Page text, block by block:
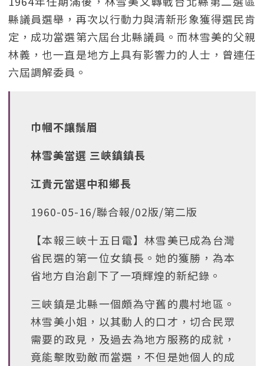
縣議員選舉，再次以行動力與清新形象獲得選民肯
定，成功當選第六屆台北縣議員。而林雪美的父親
林義，也一直是地方上具有影響力的人士，曾連任
六屆調解委員。
巾幗不讓鬚眉
林雪美當選 三峽鎮鎮長
江貴元當選中和鄉長
1960-05-16/聯合報/02版/第二版
【本報三峽十五日電】林雪美已成為台灣
省民選的第一位女鎮長。她的獲勝，為本
省地方自治創下了一項輝煌的新紀錄。
三峽鎮是北縣一個頗為守舊的農村地區。
林雪美小姐，以其動人的口才，切合民眾
需要的政見，及過去為地方服務的成就，
竟能擊敗勁敵而當選，不但是她個人的成